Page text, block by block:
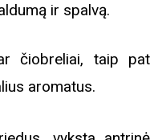
ir spalvą.
čiobreliai, taip pat
aromatus.